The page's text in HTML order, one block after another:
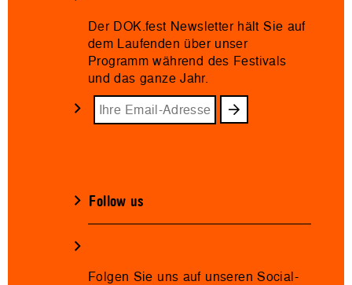
Der DOK.fest Newsletter hält Sie auf
dem Laufenden über unser
Programm während des Festivals
und das ganze Jahr.
Follow us
Folgen Sie uns auf unseren Social-